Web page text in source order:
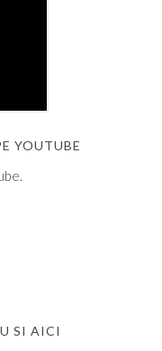
YOUTUBE
SI AICI